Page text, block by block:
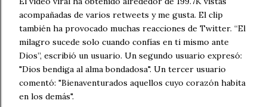
acompañadas de varios retweets y me gusta. El clip
también ha provocado muchas reacciones de Twitter. “El
milagro sucede solo cuando confías en ti mismo ante
Dios”, escribió un usuario. Un segundo usuario expresó:
"Dios bendiga al alma bondadosa". Un tercer usuario
comentó: "Bienaventurados aquellos cuyo corazón habita
en los demás".